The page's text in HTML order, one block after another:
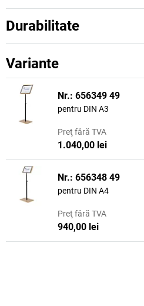
Durabilitate
Variante
Nr.: 656349 49
pentru DIN A3
Preţ fără TVA
1.040,00 lei
Nr.: 656348 49
pentru DIN A4
Preţ fără TVA
940,00 lei